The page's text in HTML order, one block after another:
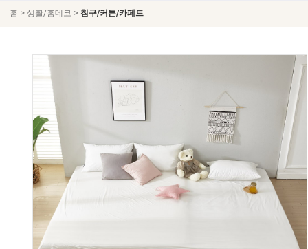
홈 > 생활/홈데코 > 침구/커튼/카페트